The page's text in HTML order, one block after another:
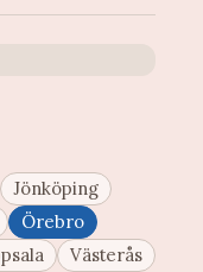
Jönköping
Örebro
Västerås